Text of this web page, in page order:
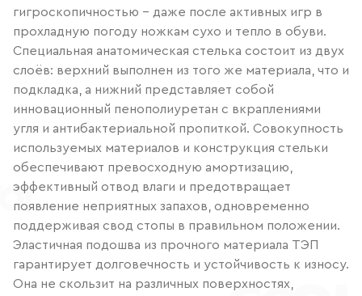
гигроскопичностью – даже после активных игр в
прохладную погоду ножкам сухо и тепло в обуви.
Специальная анатомическая стелька состоит из двух
слоёв: верхний выполнен из того же материала, что и
подкладка, а нижний представляет собой
инновационный пенополиуретан с вкраплениями
угля и антибактериальной пропиткой. Совокупность
используемых материалов и конструкция стельки
обеспечивают превосходную амортизацию,
эффективный отвод влаги и предотвращает
появление неприятных запахов, одновременно
поддерживая свод стопы в правильном положении.
Эластичная подошва из прочного материала ТЭП
гарантирует долговечность и устойчивость к износу.
Она не скользит на различных поверхностях,